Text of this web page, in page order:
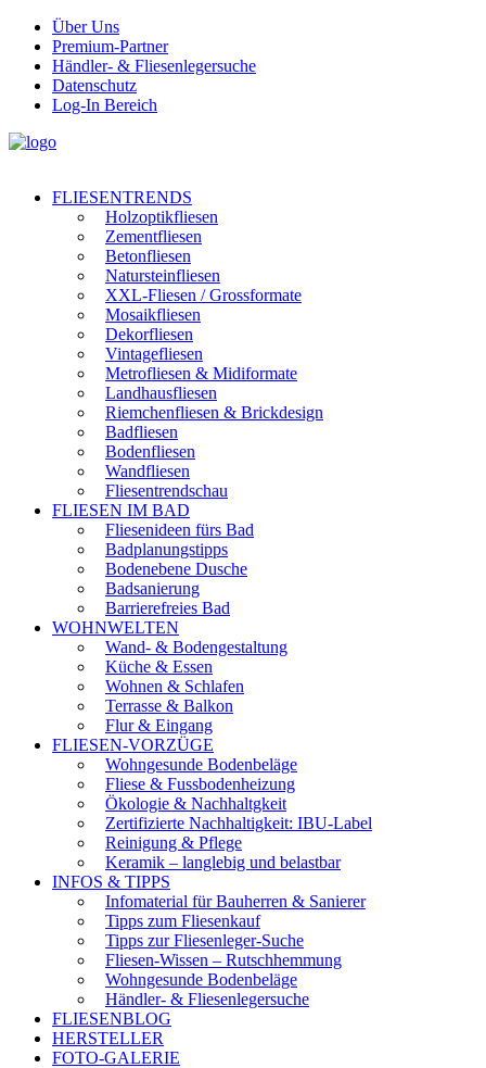
Über Uns
Premium-Partner
Händler- & Fliesenlegersuche
Datenschutz
Log-In Bereich
FLIESENTRENDS
Holzoptikfliesen
Zementfliesen
Betonfliesen
Natursteinfliesen
XXL-Fliesen / Grossformate
Mosaikfliesen
Dekorfliesen
Vintagefliesen
Metrofliesen & Midiformate
Landhausfliesen
Riemchenfliesen & Brickdesign
Badfliesen
Bodenfliesen
Wandfliesen
Fliesentrendschau
FLIESEN IM BAD
Fliesenideen fürs Bad
Badplanungstipps
Bodenebene Dusche
Badsanierung
Barrierefreies Bad
WOHNWELTEN
Wand- & Bodengestaltung
Küche & Essen
Wohnen & Schlafen
Terrasse & Balkon
Flur & Eingang
FLIESEN-VORZÜGE
Wohngesunde Bodenbeläge
Fliese & Fussbodenheizung
Ökologie & Nachhaltgkeit
Zertifizierte Nachhaltigkeit: IBU-Label
Reinigung & Pflege
Keramik – langlebig und belastbar
INFOS & TIPPS
Infomaterial für Bauherren & Sanierer
Tipps zum Fliesenkauf
Tipps zur Fliesenleger-Suche
Fliesen-Wissen – Rutschhemmung
Wohngesunde Bodenbeläge
Händler- & Fliesenlegersuche
FLIESENBLOG
HERSTELLER
FOTO-GALERIE